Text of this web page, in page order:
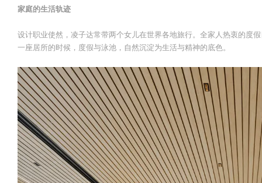
家庭的生活轨迹
设计职业使然，凌子达常带两个女儿在世界各地旅行。全家人热衷的度
一座居所的时候，度假与泳池，自然沉淀为生活与精神的底色。